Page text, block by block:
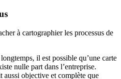
à cartographier les processus de
il est possible qu’une carte
nulle part dans l’entreprise.
aussi objective et complète que